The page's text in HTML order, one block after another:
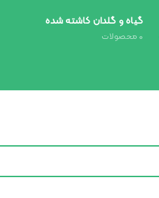
گیاه و گلدان کاشته شده
۰ محصولات